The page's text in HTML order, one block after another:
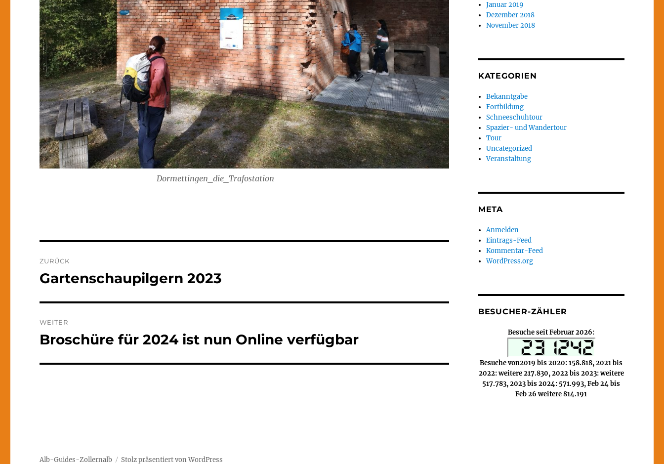
Dormettingen_die_Trafostation
ZURÜCK
Vorheriger
Gartenschaupilgern 2023
WEITER
Nächster
Broschüre für 2024 ist nun Online verfügbar
Januar 2019
Dezember 2018
November 2018
KATEGORIEN
Bekanntgabe
Fortbildung
Schneeschuhtour
Spazier- und Wandertour
Tour
Uncategorized
Veranstaltung
META
Anmelden
Eintrags-Feed
Kommentar-Feed
WordPress.org
BESUCHER-ZÄHLER
Besuche seit Februar 2026:
Besuche von2019 bis 2020: 158.818, 2021 bis
2022: weitere 217.830, 2022 bis 2023: weitere
517.783, 2023 bis 2024: 571.993, Feb 24 bis
Feb 26 weitere 814.191
Alb-Guides-Zollernalb Stolz präsentiert von WordPress